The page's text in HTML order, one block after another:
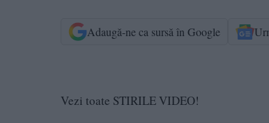
Adaugă-ne ca sursă în Google
Vezi toate STIRILE VIDEO!